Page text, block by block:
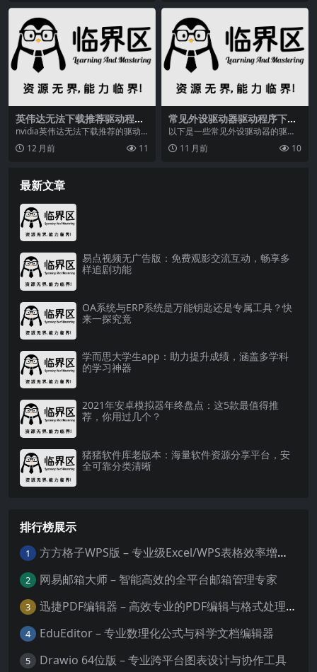
英伟达无法下载推荐驱动程
序？这些解决方法请收好
nvidia英伟达无法下载推荐的驱动
程序/驱动程序下载不了的解决方法
如今，英伟达...
12 月前 11
常见外设驱动器驱动程序下载
地址，含哔哩哔哩、Dell及英
特尔官网
以下是一些常见外设驱动器的驱动
程序下载地址：1. 哔哩哔… 华秋是
全球领先的产业...
11 月前 10
最新文章
易点视频无广告版：免费观影交流互动，畅享多
样追剧功能
OA系统与ERP系统是万能钥匙还是专属工具？快
来一探究竟
学而思大学生app：助力提升成绩，涵盖多学科
的学习神器
2021年安卓模拟器年终盘点：这5款最值得推
荐，你用过几个？
猪猪软件库老版本：海量软件资源分享平台，安
全可靠分类清晰
排行榜展示
1 方方格子WPS版 – 专业级Excel/WPS表格效率增强插件
2 网易邮箱大师 – 智能高效的全平台邮箱管理专家
3 迅捷PDF编辑器 – 高效专业的PDF编辑与格式处理工具
4 EduEditor – 专业数理化公式与科学文档编辑器
5 Drawio 64位版 – 专业跨平台图表设计与协作工具